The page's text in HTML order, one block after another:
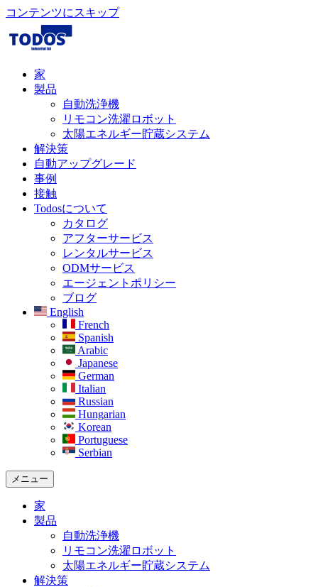
コンテンツにスキップ
家
製品
自動洗浄機
リモコン洗濯ロボット
太陽エネルギー貯蔵システム
解決策​
自動アップグレード
事例
接触
Todosについて
カタログ
アフターサービス
レンタルサービス
ODMサービス
エージェントポリシー
ブログ
English
French
Spanish
Arabic
Japanese
German
Italian
Russian
Hungarian
Korean
Portuguese
Serbian
メニュー
家
製品
自動洗浄機
リモコン洗濯ロボット
太陽エネルギー貯蔵システム
解決策​